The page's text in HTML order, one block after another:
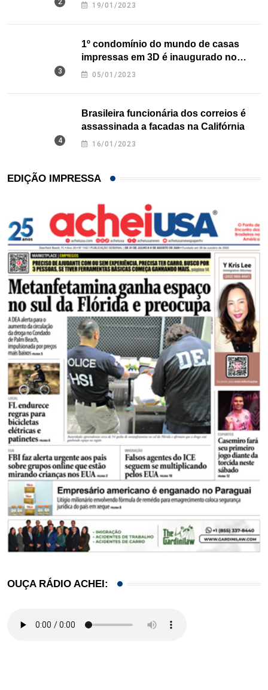
19/01/2023
1º condomínio do mundo de casas
impressas em 3D é inaugurado no
Texas
05/01/2023
Brasileira funcionária dos correios é
assassinada a facadas na Califórnia
16/01/2023
EDIÇÃO IMPRESSA
OUÇA RÁDIO ACHEI: